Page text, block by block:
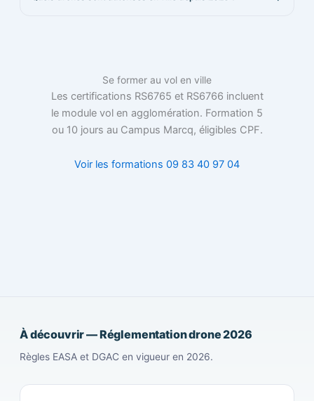
Se former au vol en ville
Les certifications RS6765 et RS6766 incluent
le module vol en agglomération. Formation 5
ou 10 jours au Campus Marcq, éligibles CPF.
Voir les formations 09 83 40 97 04
À découvrir — Réglementation drone 2026
Règles EASA et DGAC en vigueur en 2026.